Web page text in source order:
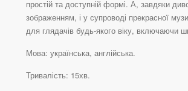
простій та доступній формі. А, завдяки
зображенням, і у супроводі прекрасної
для глядачів будь-якого віку, включаючи
Мова: українська, англійська.
Тривалість: 15хв.